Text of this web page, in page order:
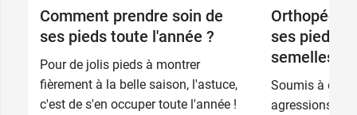
36 - 39 15,99 €
40 - 46 15,99 €
43 55,62 €
44 55,62 €
Comment prendre soin de
ses pieds toute l'année ?
Pour de jolis pieds à montrer
fièrement à la belle saison, l'astuce,
c'est de s'en occuper toute l'année !
Orthopédie
ses pieds
semelles
Soumis à de
agressions au